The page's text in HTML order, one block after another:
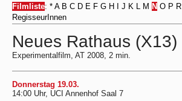
Filmliste: * A B C D E F G H J K L M N O P R
RegisseurInnen
Neues Rathaus (X13)
Experimentalfilm, AT 2008, 2 min.
Donnerstag 19.03.
14:00 Uhr, UCI Annenhof Saal 7